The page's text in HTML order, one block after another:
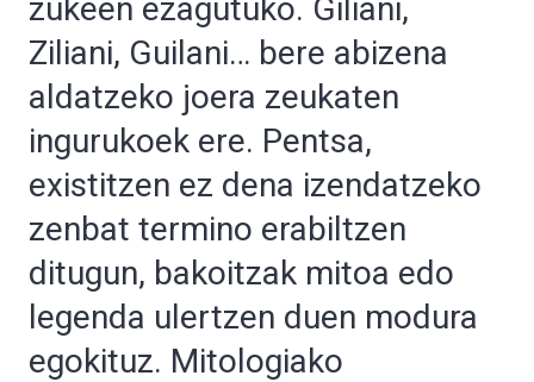
zukeen ezagutuko. Giliani,
Ziliani, Guilani… bere abizena
aldatzeko joera zeukaten
ingurukoek ere. Pentsa,
existitzen ez dena izendatzeko
zenbat termino erabiltzen
ditugun, bakoitzak mitoa edo
legenda ulertzen duen modura
egokituz. Mitologiako